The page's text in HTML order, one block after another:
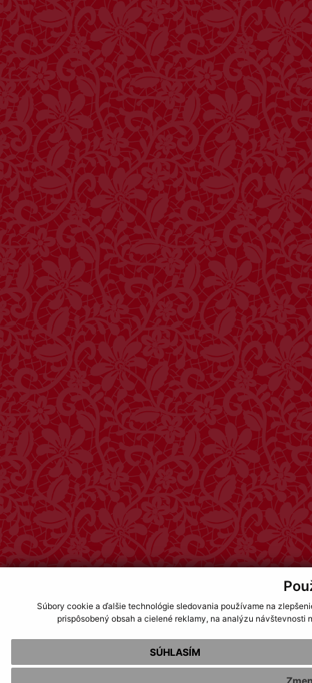
Súbory cookie a ďalšie technológie sledovania používame na
prispôsobený obsah a cielené reklamy, na analýzu
SÚHLASÍM